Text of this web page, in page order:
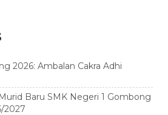
2026: Ambalan Cakra Adhi
Baru SMK Negeri 1 Gombong
2027